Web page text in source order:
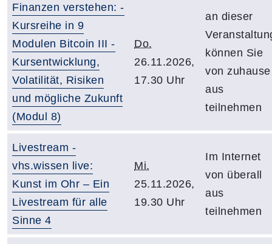
Finanzen verstehen: -
Kursreihe in 9
Modulen Bitcoin III -
Kursentwicklung,
Volatilität, Risiken
und mögliche Zukunft
(Modul 8)
Do.
26.11.2026,
17.30 Uhr
an dieser
können Sie
von zuhause
aus
teilnehmen
Livestream -
vhs.wissen live:
Kunst im Ohr – Ein
Livestream für alle
Sinne 4
Mi.
25.11.2026,
19.30 Uhr
Im Internet
von überall
aus
teilnehmen